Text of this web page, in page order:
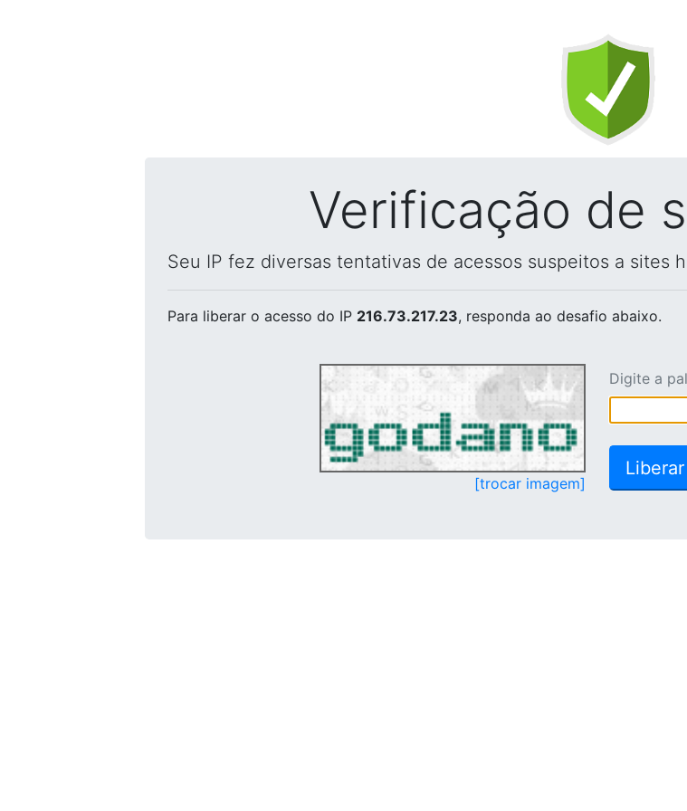
Verificação de
Seu IP fez diversas tentativas de acessos suspeitos a sites
Para liberar o acesso do IP 216.73.217.23, responda ao desafio abaixo.
[trocar imagem]
Digite a